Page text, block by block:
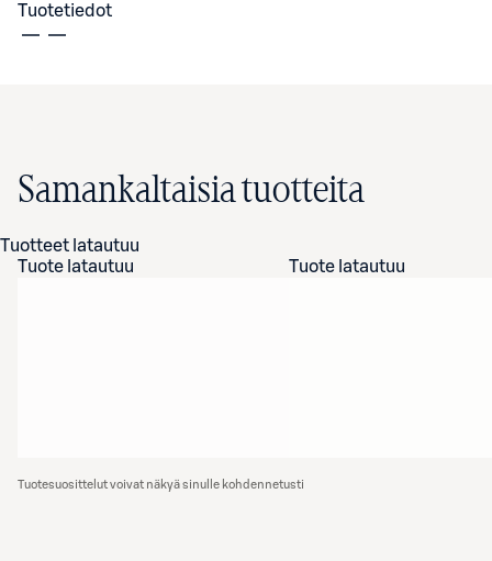
Tuotetiedot
Samankaltaisia tuotteita
Tuotteet latautuu
Tuote latautuu
Tuote latautuu
Tuotesuosittelut voivat näkyä sinulle kohdennetusti